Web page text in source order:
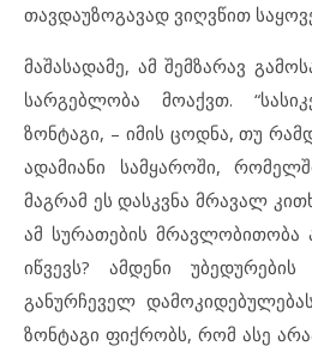
თავდაუზოგავად ვიღვწით
მაშასადამე, ამ შემზარავ
სარგებლობა მოაქვთ.
ზონტაგი, – იმის ცოდნა, თუ
ადამიანი სამყაროში,
მაგრამ ეს დასკვნა მრავალ
ამ სურათების მრავლობითობა
იწვევს? ამდენი
განურჩეველ
ზონტაგი ფიქრობს, რომ ასე